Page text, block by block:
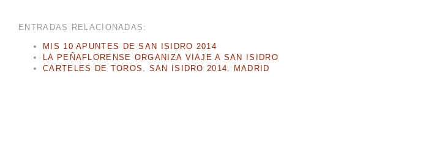
ENTRADAS RELACIONADAS:
MIS 10 APUNTES DE SAN ISIDRO 2014
LA PEÑAFLORENSE ORGANIZA VIAJE A SAN ISIDRO
CARTELES DE TOROS. SAN ISIDRO 2014. MADRID